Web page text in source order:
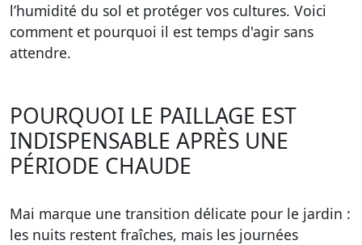
l’humidité du sol et protéger vos cultures. Voici
comment et pourquoi il est temps d'agir sans
attendre.
POURQUOI LE PAILLAGE EST
INDISPENSABLE APRÈS UNE
PÉRIODE CHAUDE
Mai marque une transition délicate pour le jardin :
les nuits restent fraîches, mais les journées